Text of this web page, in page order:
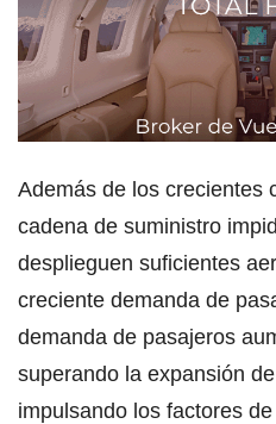
Además de los crecientes
cadena de suministro
desplieguen suficientes
creciente demanda de
demanda de pasajeros
superando la expansión
impulsando los factores